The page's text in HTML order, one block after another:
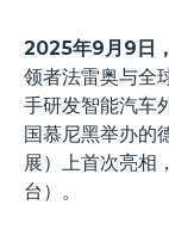
2025年9月9日
领者法雷奥与全
手研发智能汽车
国慕尼黑举办的
展）上首次亮相
台）。